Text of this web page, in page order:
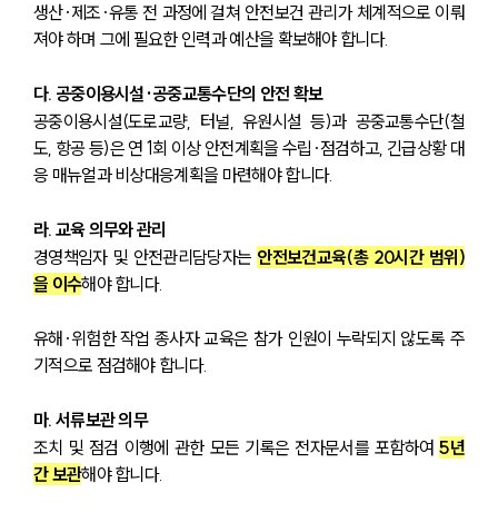
생산·제조·유통 전 과정에 걸쳐 안전보건 관리가 체계적으로 이뤄
져야 하며 그에 필요한 인력과 예산을 확보해야 합니다.
다. 공중이용시설·공중교통수단의 안전 확보
공중이용시설(도로교량, 터널, 유원시설 등)과 공중교통수단(철
도, 항공 등)은 연 1회 이상 안전계획을 수립·점검하고, 긴급상황 대
응 매뉴얼과 비상대응계획을 마련해야 합니다.
라. 교육 의무와 관리
경영책임자 및 안전관리담당자는 안전보건교육(총 20시간 범위)
을 이수해야 합니다.
유해·위험한 작업 종사자 교육은 참가 인원이 누락되지 않도록 주
기적으로 점검해야 합니다.
마. 서류보관 의무
조치 및 점검 이행에 관한 모든 기록은 전자문서를 포함하여 5년
간 보관해야 합니다.